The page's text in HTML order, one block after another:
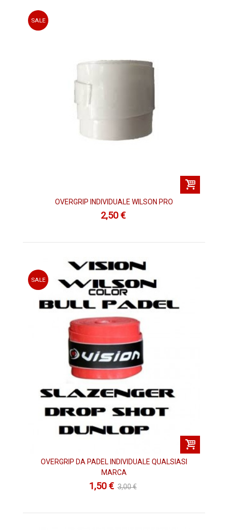
SALE
OVERGRIP INDIVIDUALE WILSON PRO
2,50 €
SALE
OVERGRIP DA PADEL INDIVIDUALE QUALSIASI
MARCA
1,50 € 3,00 €